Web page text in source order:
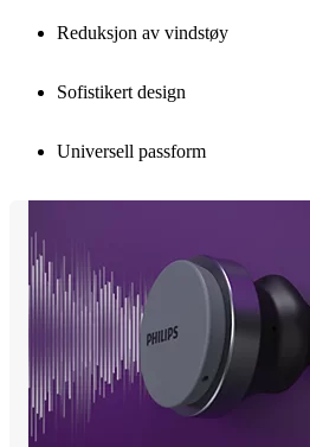
Reduksjon av vindstøy
Sofistikert design
Universell passform